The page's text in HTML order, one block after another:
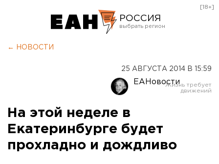
РОССИЯ
Оренбург
[18+]
← НОВОСТИ
25 АВГУСТА 2014 В 15:59
ЕАНовости
На этой неделе в
Екатеринбурге будет
прохладно и дождливо